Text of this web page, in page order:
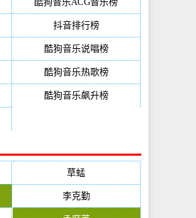
抖音排行榜
酷狗音乐说唱榜
酷狗音乐热歌榜
酷狗音乐飙升榜
草蜢
李克勤